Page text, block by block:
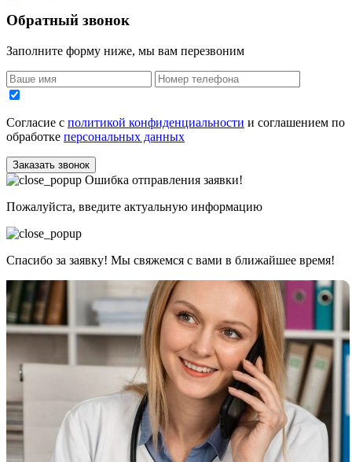
Обратный звонок
Заполните форму ниже, мы вам перезвоним
Согласие с политикой конфиденциальности и соглашением по
обработке персональных данных
Заказать звонок
Ошибка отправления заявки!
Пожалуйста, введите актуальную информацию
Спасибо за заявку! Мы свяжемся с вами в ближайшее время!